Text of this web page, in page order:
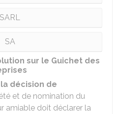
SARL
SA
sur le Guichet des
décision de
et de nomination du
amiable doit déclarer la